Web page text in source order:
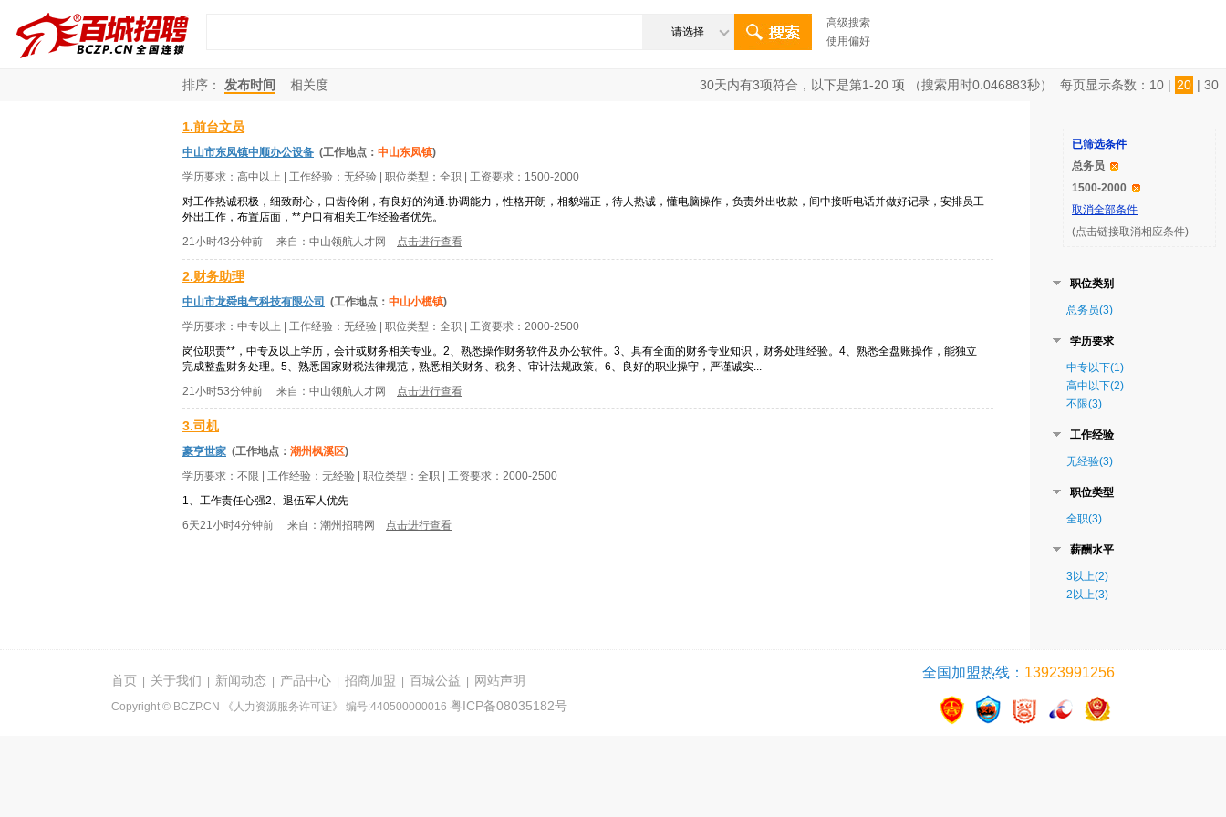
请选择
高级搜索
使用偏好
排序： 发布时间 相关度 30天内有3项符合，以下是第1-20 项 （搜索用时0.046883秒） 每页显示条数： 10 | 20 | 30
1.前台文员
中山市东凤镇中顺办公设备 (工作地点： 中山东凤镇)
学历要求： 高中以上 | 工作经验： 无经验 | 职位类型： 全职 | 工资要求： 1500-2000
对工作热诚积极，细致耐心，口齿伶俐，有良好的沟通.协调能力，性格开朗，相貌端正，待人热诚，懂电脑操作，负责外出收款，间中接听电话并做好记录，安排员工
外出工作，布置店面，**户口有相关工作经验者优先。
21小时43分钟前 来自： 中山领航人才网 点击进行查看
2.财务助理
中山市龙舜电气科技有限公司 (工作地点： 中山小榄镇)
学历要求： 中专以上 | 工作经验： 无经验 | 职位类型： 全职 | 工资要求： 2000-2500
岗位职责**，中专及以上学历，会计或财务相关专业。2、熟悉操作财务软件及办公软件。3、具有全面的财务专业知识，财务处理经验。4、熟悉全盘账操作，能独立
完成整盘财务处理。5、熟悉国家财税法律规范，熟悉相关财务、税务、审计法规政策。6、良好的职业操守，严谨诚实...
21小时53分钟前 来自： 中山领航人才网 点击进行查看
3.司机
豪亨世家 (工作地点： 潮州枫溪区)
学历要求： 不限 | 工作经验： 无经验 | 职位类型： 全职 | 工资要求： 2000-2500
1、工作责任心强2、退伍军人优先
6天21小时4分钟前 来自： 潮州招聘网 点击进行查看
已筛选条件
总务员
1500-2000
取消全部条件
(点击链接取消相应条件)
职位类别
总务员(3)
学历要求
中专以下(1)
高中以下(2)
不限(3)
工作经验
无经验(3)
职位类型
全职(3)
薪酬水平
3以上(2)
2以上(3)
首页 关于我们 新闻动态 产品中心 招商加盟 百城公益 网站声明
Copyright © BCZP.CN 《人力资源服务许可证》 编号:440500000016 粤ICP备08035182号
全国加盟热线： 13923991256